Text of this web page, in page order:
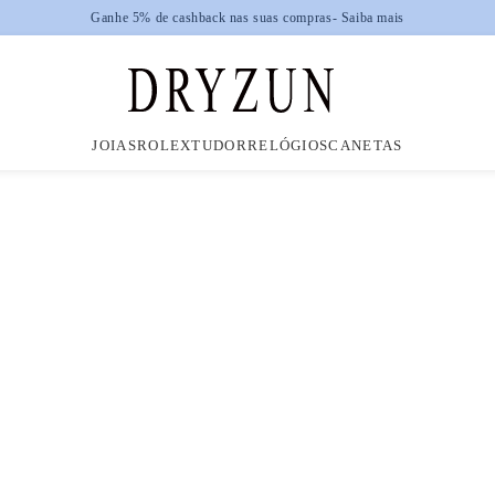
JOIASROLEXTUDORRELÓGIOSCANETAS